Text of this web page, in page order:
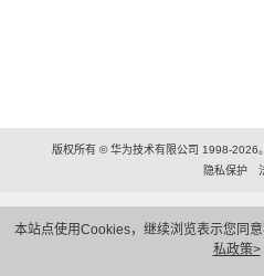
本站点使用Cookies，继续浏览表示您同
私政策>
版权所有 © 华为技术有限公司 1998-
隐私保护